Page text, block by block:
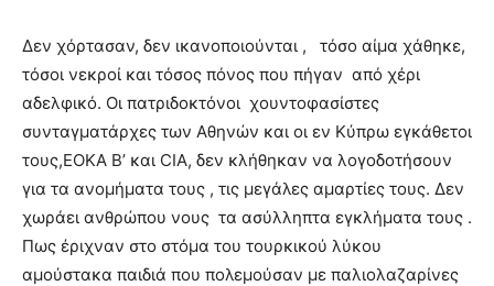
Δεν χόρτασαν, δεν ικανοποιούνται , τόσο αίμα χάθηκε,
τόσοι νεκροί και τόσος πόνος που πήγαν από χέρι
αδελφικό. Οι πατριδοκτόνοι χουντοφασίστες
συνταγματάρχες των Αθηνών και οι εν Κύπρω εγκάθετοι
τους,ΕΟΚΑ Β’ και CIA, δεν κλήθηκαν να λογοδοτήσουν
για τα ανομήματα τους , τις μεγάλες αμαρτίες τους. Δεν
χωράει ανθρώπου νους τα ασύλληπτα εγκλήματα τους .
Πως έριχναν στο στόμα του τουρκικού λύκου
αμούστακα παιδιά που πολεμούσαν με παλιολαζαρίνες